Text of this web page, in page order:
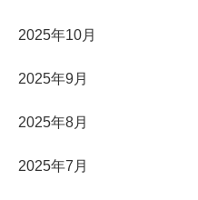
2025年10月
2025年9月
2025年8月
2025年7月